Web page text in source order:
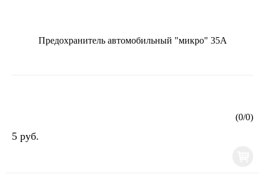
Предохранитель автомобильный "микро" 35А
(0/0)
5 руб.